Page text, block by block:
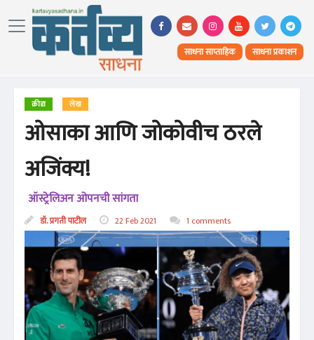
साधना साप्ताहिक साधना प्रकाशन
क्रीडा लेख
ओसाका आणि जोकोवीच ठरले
अजिंक्य!
ऑस्ट्रेलिअन ओपनची सांगता
डॉ. प्रगती पाटील 22 Feb 2021 1 comments